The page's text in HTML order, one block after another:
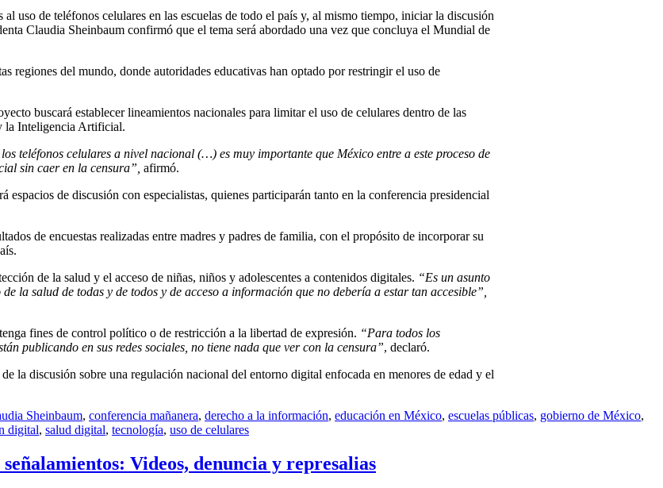
uso de teléfonos celulares en las escuelas de todo el país y, al mismo tiempo, iniciar la discusión
Claudia Sheinbaum confirmó que el tema será abordado una vez que concluya el Mundial de
regiones del mundo, donde autoridades educativas han optado por restringir el uso de
buscará establecer lineamientos nacionales para limitar el uso de celulares dentro de las
la Inteligencia Artificial.
teléfonos celulares a nivel nacional (…) es muy importante que México entre a este proceso de
sin caer en la censura”, afirmó.
de discusión con especialistas, quienes participarán tanto en la conferencia presidencial
de encuestas realizadas entre madres y padres de familia, con el propósito de incorporar su
de la salud y el acceso de niñas, niños y adolescentes a contenidos digitales. “Es un asunto
la salud de todas y de todos y de acceso a información que no debería a estar tan accesible”,
fines de control político o de restricción a la libertad de expresión. “Para todos los
publicando en sus redes sociales, no tiene nada que ver con la censura”, declaró.
la discusión sobre una regulación nacional del entorno digital enfocada en menores de edad y el
Sheinbaum, conferencia mañanera, derecho a la información, educación en México, escuelas públicas, gobierno de México,
digital, salud digital, tecnología, uso de celulares
Videos, denuncia y represalias